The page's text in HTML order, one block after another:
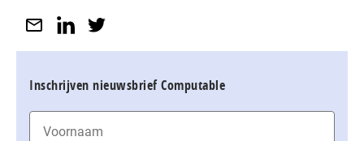
Inschrijven nieuwsbrief Computable